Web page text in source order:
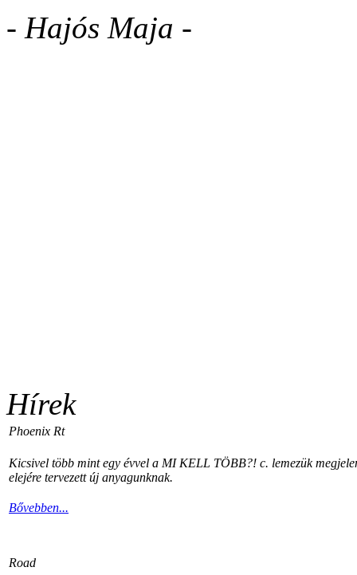
- Hajós Maja -
Hírek
Phoenix Rt
Kicsivel több mint egy évvel a MI KELL TÖBB?! c. lemezük
elejére tervezett új anyagunknak.
Bővebben...
Road